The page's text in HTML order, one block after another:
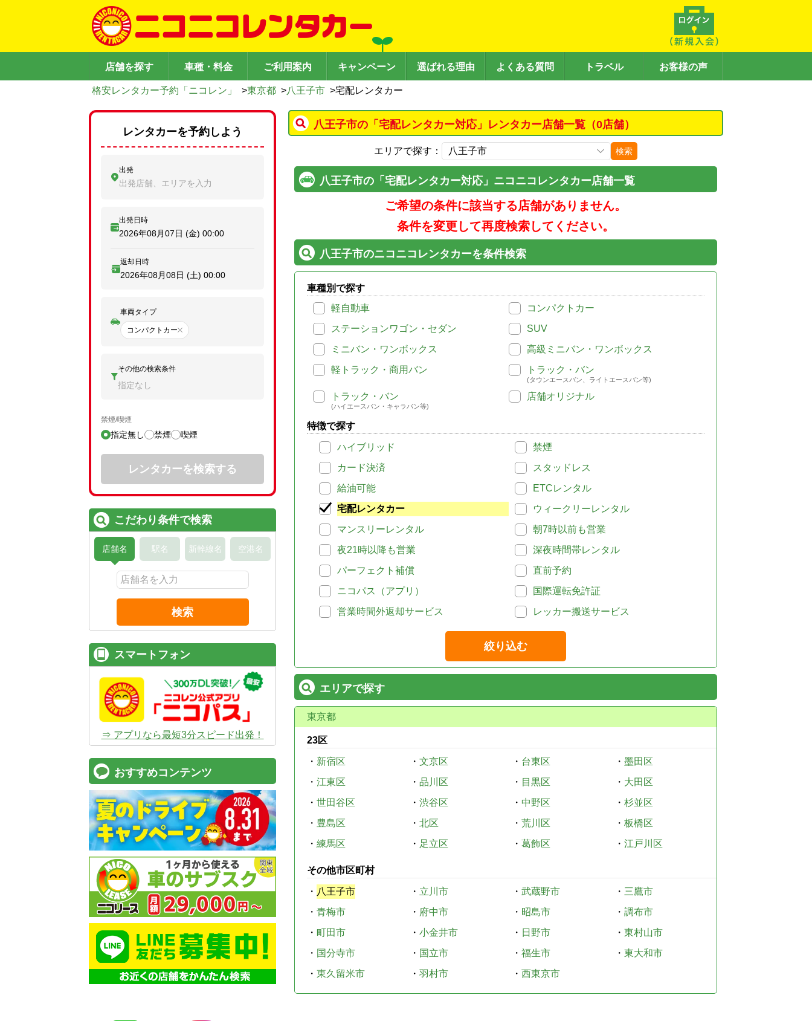
店舗を探す 車種・料金 ご利用案内 キャンペーン 選ばれる理由 よくある質問 トラベル お客様の声
格安レンタカー予約「ニコレン」 >東京都 >八王子市 >宅配レンタカー
八王子市の「宅配レンタカー対応」レンタカー店舗一覧（0店舗）
エリアで探す： 検索
八王子市の「宅配レンタカー対応」ニコニコレンタカー店舗一覧
ご希望の条件に該当する店舗がありません。
条件を変更して再度検索してください。
八王子市のニコニコレンタカーを条件検索
車種別で探す
軽自動車
コンパクトカー
ステーションワゴン・セダン
SUV
ミニバン・ワンボックス
高級ミニバン・ワンボックス
軽トラック・商用バン
トラック・バン
(タウンエースバン、ライトエースバン等)
トラック・バン
(ハイエースバン・キャラバン等)
店舗オリジナル
特徴で探す
ハイブリッド
禁煙
カード決済
スタッドレス
給油可能
ETCレンタル
宅配レンタカー
ウィークリーレンタル
マンスリーレンタル
朝7時以前も営業
夜21時以降も営業
深夜時間帯レンタル
パーフェクト補償
直前予約
ニコパス（アプリ）
国際運転免許証
営業時間外返却サービス
レッカー搬送サービス
絞り込む
エリアで探す
東京都
23区
・ 新宿区 ・ 文京区 ・ 台東区 ・ 墨田区
・ 江東区 ・ 品川区 ・ 目黒区 ・ 大田区
・ 世田谷区 ・ 渋谷区 ・ 中野区 ・ 杉並区
・ 豊島区 ・ 北区 ・ 荒川区 ・ 板橋区
・ 練馬区 ・ 足立区 ・ 葛飾区 ・ 江戸川区
その他市区町村
・ 八王子市 ・ 立川市 ・ 武蔵野市 ・ 三鷹市
・ 青梅市 ・ 府中市 ・ 昭島市 ・ 調布市
・ 町田市 ・ 小金井市 ・ 日野市 ・ 東村山市
・ 国分寺市 ・ 国立市 ・ 福生市 ・ 東大和市
・ 東久留米市 ・ 羽村市 ・ 西東京市
レンタカーを予約しよう
出発
出発店舗、エリアを入力
出発日時
2026年08月07日 (金) 00:00
返却日時
2026年08月08日 (土) 00:00
車両タイプ
コンパクトカー
その他の検索条件
指定なし
禁煙/喫煙
指定無し 禁煙 喫煙
レンタカーを検索する
こだわり条件で検索
店舗名 駅名 新幹線名 空港名
検索
スマートフォン
⇒ アプリなら最短3分スピード出発！
おすすめコンテンツ